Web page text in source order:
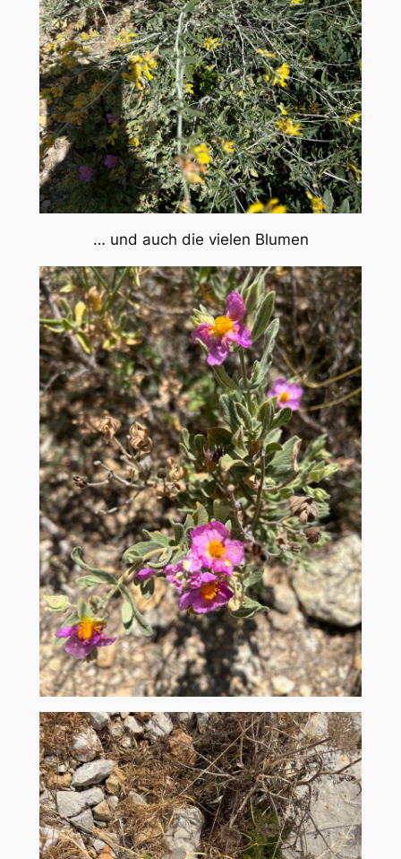
… und auch die vielen Blumen